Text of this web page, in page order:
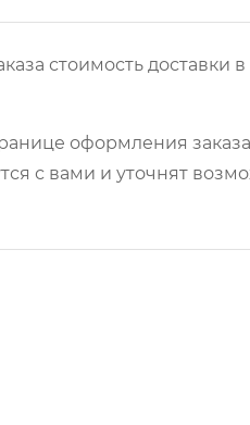
стоимость доставки
оформления
с вами и уточнят